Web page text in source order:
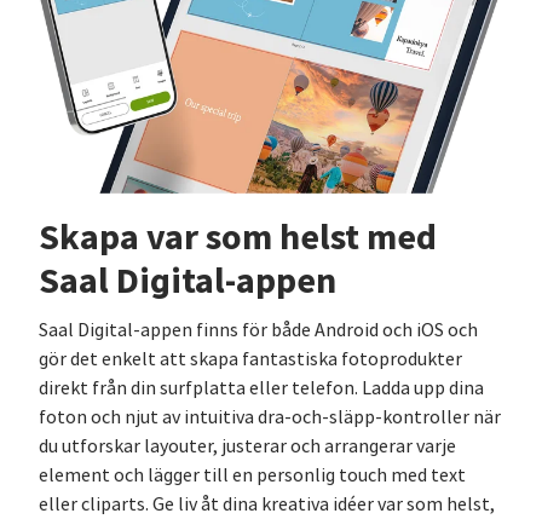
Skapa var som helst med
Saal Digital-appen
Saal Digital-appen finns för både Android och iOS och
gör det enkelt att skapa fantastiska fotoprodukter
direkt från din surfplatta eller telefon. Ladda upp dina
foton och njut av intuitiva dra-och-släpp-kontroller när
du utforskar layouter, justerar och arrangerar varje
element och lägger till en personlig touch med text
eller cliparts. Ge liv åt dina kreativa idéer var som helst,